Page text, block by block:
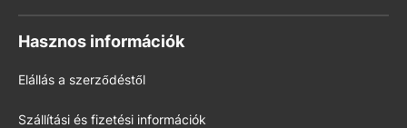
Hasznos információk
Elállás a szerződéstől
Szállítási és fizetési információk